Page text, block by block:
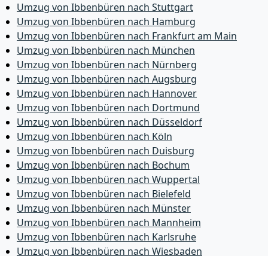
Umzug von Ibbenbüren nach Stuttgart
Umzug von Ibbenbüren nach Hamburg
Umzug von Ibbenbüren nach Frankfurt am Main
Umzug von Ibbenbüren nach München
Umzug von Ibbenbüren nach Nürnberg
Umzug von Ibbenbüren nach Augsburg
Umzug von Ibbenbüren nach Hannover
Umzug von Ibbenbüren nach Dortmund
Umzug von Ibbenbüren nach Düsseldorf
Umzug von Ibbenbüren nach Köln
Umzug von Ibbenbüren nach Duisburg
Umzug von Ibbenbüren nach Bochum
Umzug von Ibbenbüren nach Wuppertal
Umzug von Ibbenbüren nach Bielefeld
Umzug von Ibbenbüren nach Münster
Umzug von Ibbenbüren nach Mannheim
Umzug von Ibbenbüren nach Karlsruhe
Umzug von Ibbenbüren nach Wiesbaden